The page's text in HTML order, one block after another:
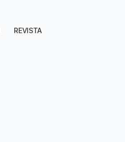
REVISTA